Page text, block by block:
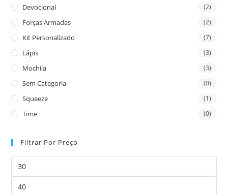
Devocional (2)
Forças Armadas (2)
Kit Personalizado (7)
Lápis (3)
Mochila (3)
Sem Categoria (0)
Squeeze (1)
Time (0)
Filtrar Por Preço